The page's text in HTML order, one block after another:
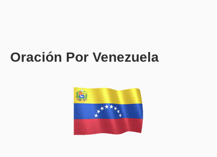
Oración Por Venezuela